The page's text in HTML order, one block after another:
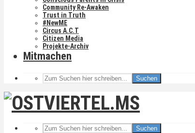
Community Re-Awaken
Trust in Truth
#NewME
Circus A.C.T
Citizen Media
Projekte-Archiv
Mitmachen
Suchen
Suchen